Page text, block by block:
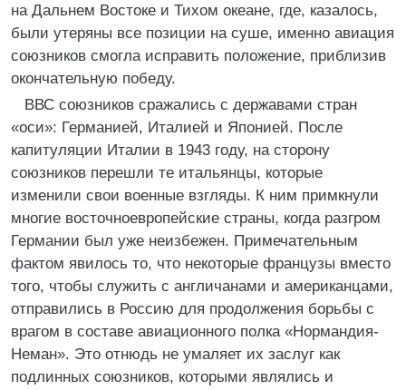
на Дальнем Востоке и Тихом океане, где, казалось,
были утеряны все позиции на суше, именно авиация
союзников смогла исправить положение, приблизив
окончательную победу.
ВВС союзников сражались с державами стран
«оси»: Германией, Италией и Японией. После
капитуляции Италии в 1943 году, на сторону
союзников перешли те итальянцы, которые
изменили свои военные взгляды. К ним примкнули
многие восточноевропейские страны, когда разгром
Германии был уже неизбежен. Примечательным
фактом явилось то, что некоторые французы вместо
того, чтобы служить с англичанами и американцами,
отправились в Россию для продолжения борьбы с
врагом в составе авиационного полка «Нормандия-
Неман». Это отнюдь не умаляет их заслуг как
подлинных союзников, которыми являлись и